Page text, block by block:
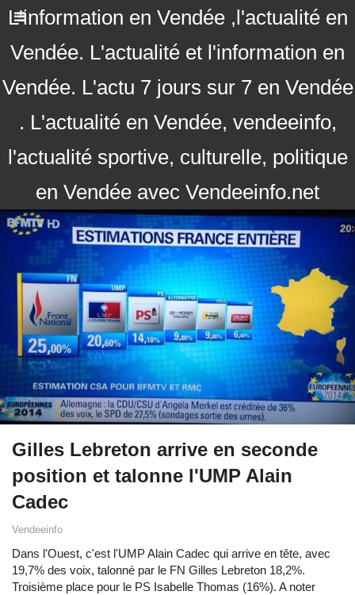
L'information en Vendée ,l'actualité en
Vendée. L'actualité et l'information en
Vendée. L'actu 7 jours sur 7 en Vendée
. L'actualité en Vendée, vendeeinfo,
l'actualité sportive, culturelle, politique
en Vendée avec Vendeeinfo.net
Gilles Lebreton arrive en seconde
position et talonne l'UMP Alain
Cadec
Vendeeinfo
Dans l'Ouest, c'est l'UMP Alain Cadec qui arrive en tête, avec
19,7% des voix, talonné par le FN Gilles Lebreton 18,2%.
Troisième place pour le PS Isabelle Thomas (16%). A noter